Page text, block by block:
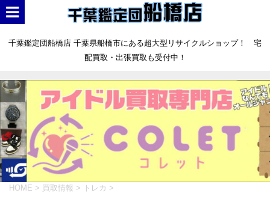
千葉鑑定団船橋店 千葉県船橋市にある超大型リサイクルショップ！ 宅
配買取・出張買取も受付中！
HOME > 買取情報 > トレカ >